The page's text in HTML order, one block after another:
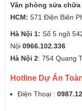
Văn phòng sửa chữa
HCM: 571 Điện Biên
Hà Nội 1: Số 5 ngõ
Nội 0966.102.336
Hà Nội 2: 754 Quang
Hotline Dự Án
Điện Thoại :